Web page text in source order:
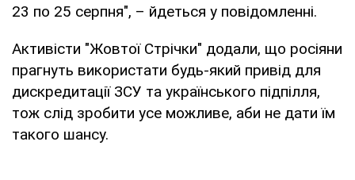
23 по 25 серпня", – йдеться у повідомленні.
Активісти "Жовтої Стрічки" додали, що росіяни
прагнуть використати будь-який привід для
дискредитації ЗСУ та українського підпілля,
тож слід зробити усе можливе, аби не дати їм
такого шансу.